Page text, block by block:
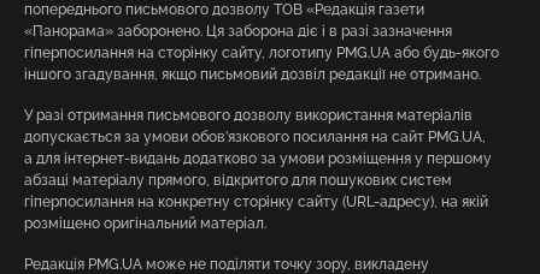
попереднього письмового дозволу ТОВ «Редакція газети
«Панорама» заборонено. Ця заборона діє і в разі зазначення
гіперпосилання на сторінку сайту, логотипу PMG.UA або будь-якого
іншого згадування, якщо письмовий дозвіл редакції не отримано.
У разі отримання письмового дозволу використання матеріалів
допускається за умови обов’язкового посилання на сайт PMG.UA,
а для інтернет-видань додатково за умови розміщення у першому
абзаці матеріалу прямого, відкритого для пошукових систем
гіперпосилання на конкретну сторінку сайту (URL-адресу), на якій
розміщено оригінальний матеріал.
Редакція PMG.UA може не поділяти точку зору, викладену